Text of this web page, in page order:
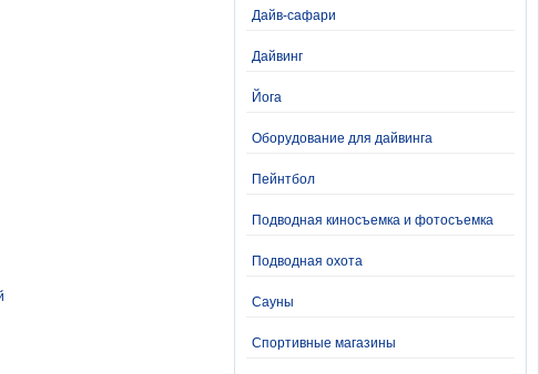
Дайв-сафари
Дайвинг
Йога
Оборудование для дайвинга
Пейнтбол
Подводная киносъемка и фотосъемка
Подводная охота
Сауны
Спортивные магазины